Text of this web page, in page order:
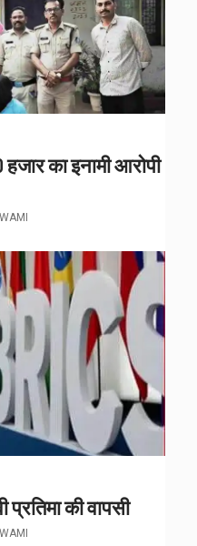
का इनामी आरोपी
प्रतिमा की वापसी